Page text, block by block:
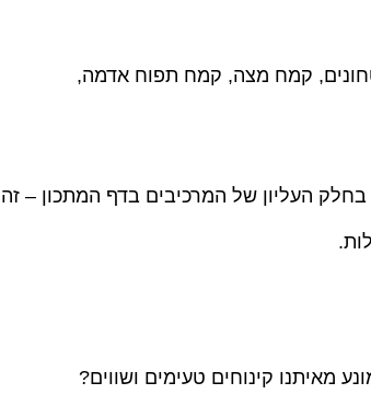
העליון של המרכיבים בדף המתכון – זה
מאיתנו קינוחים טעימים ושווים?